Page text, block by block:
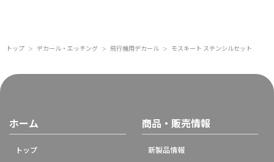
トップ ＞ デカール・エッチング ＞ 飛行機用デカール ＞ モスキート ステンシルセット
ホーム
トップ
商品・販売情報
新製品情報